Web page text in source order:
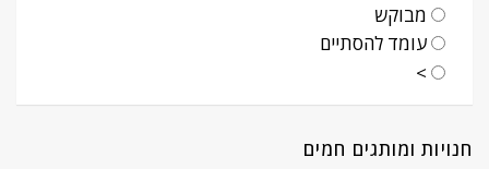
מבוקש
עומד להסתיים
>
חנויות ומותגים חמים